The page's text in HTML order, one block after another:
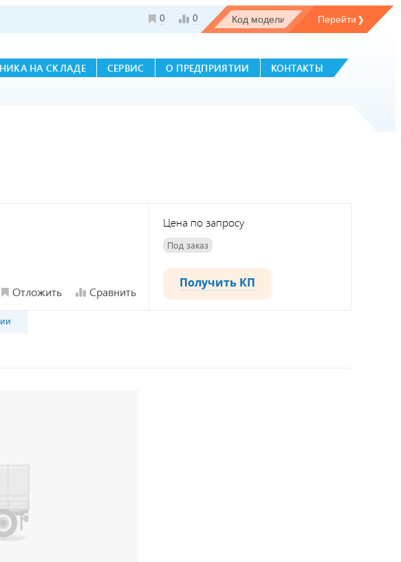
0 0
НА СКЛАДЕ СЕРВИС О ПРЕДПРИЯТИИ КОНТАКТЫ
Отложить Сравнить
Цена по запросу
Под заказ
Получить КП